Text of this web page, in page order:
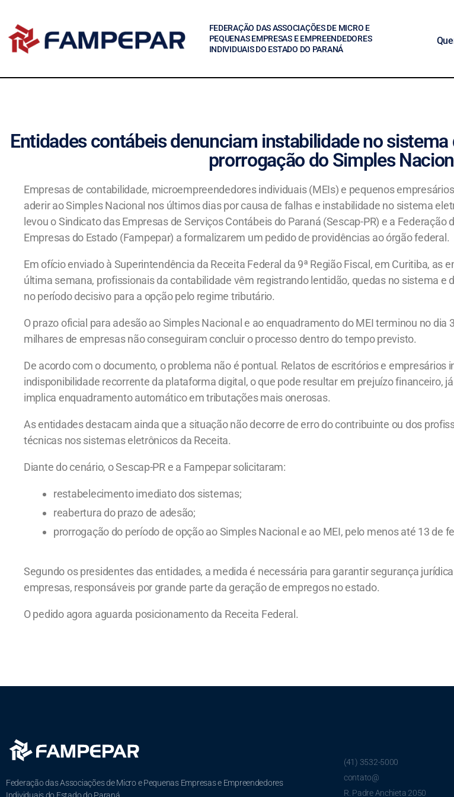
FEDERAÇÃO DAS ASSOCIAÇÕES DE MICRO E
PEQUENAS EMPRESAS E EMPREENDEDORES
INDIVIDUAIS DO ESTADO DO PARANÁ
Entidades contábeis denunciam instabilidade no sistema
prorrogação do Simples
Empresas de contabilidade, microempreendedores individuais (MEIs) e pequenos
aderir ao Simples Nacional nos últimos dias por causa de falhas e instabilidade no sistema
levou o Sindicato das Empresas de Serviços Contábeis do Paraná (Sescap-PR) e a
Empresas do Estado (Fampepar) a formalizarem um pedido de providências ao órgão federal.
Em ofício enviado à Superintendência da Receita Federal da 9ª Região Fiscal, em Curitiba, as
última semana, profissionais da contabilidade vêm registrando lentidão, quedas no sistema e
no período decisivo para a opção pelo regime tributário.
O prazo oficial para adesão ao Simples Nacional e ao enquadramento do MEI terminou no dia
milhares de empresas não conseguiram concluir o processo dentro do tempo previsto.
De acordo com o documento, o problema não é pontual. Relatos de escritórios e empresários
indisponibilidade recorrente da plataforma digital, o que pode resultar em prejuízo financeiro,
implica enquadramento automático em tributações mais onerosas.
As entidades destacam ainda que a situação não decorre de erro do contribuinte ou dos
técnicas nos sistemas eletrônicos da Receita.
Diante do cenário, o Sescap-PR e a Fampepar solicitaram:
restabelecimento imediato dos sistemas;
reabertura do prazo de adesão;
prorrogação do período de opção ao Simples Nacional e ao MEI, pelo menos até 13 de
Segundo os presidentes das entidades, a medida é necessária para garantir segurança
empresas, responsáveis por grande parte da geração de empregos no estado.
O pedido agora aguarda posicionamento da Receita Federal.
Federação das Associações de Micro e Pequenas Empresas e Empreendedores
(41) 3532-5000
contato@
R. Padre Anchieta 2050